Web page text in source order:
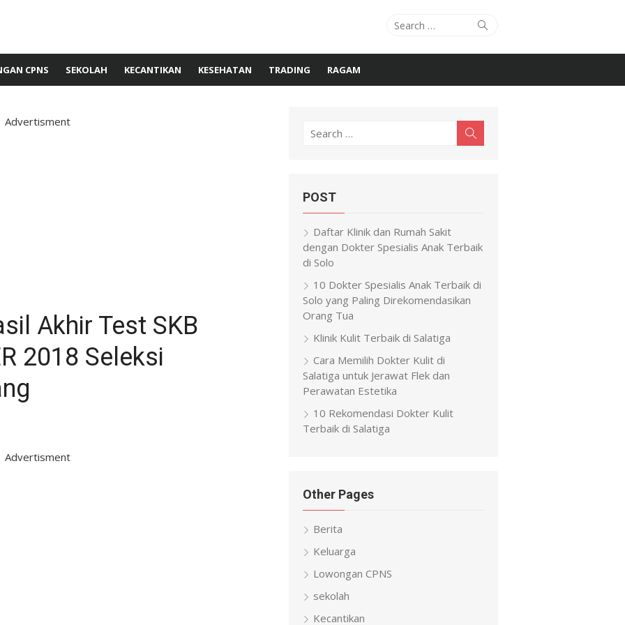
Search
Search
CPNS SEKOLAH KECANTIKAN KESEHATAN TRADING RAGAM
Advertisment
Akhir Test SKB
2018 Seleksi
Advertisment
Search
POST
Daftar Klinik dan Rumah Sakit
dengan Dokter Spesialis Anak Terbaik
di Solo
10 Dokter Spesialis Anak Terbaik di
Solo yang Paling Direkomendasikan
Orang Tua
Klinik Kulit Terbaik di Salatiga
Cara Memilih Dokter Kulit di
Salatiga untuk Jerawat Flek dan
Perawatan Estetika
10 Rekomendasi Dokter Kulit
Terbaik di Salatiga
Other Pages
Berita
Keluarga
Lowongan CPNS
sekolah
Kecantikan